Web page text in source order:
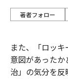
著者フォロー
また、「ロッ
意図があった
治」の気分を